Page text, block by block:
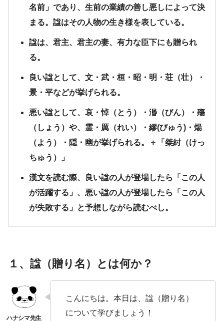
名前」であり、生前の業績の善し悪しによって決
まる。諡はその人物の生き様を表している。
諡は、君主、君主の妻、有力な臣下にも贈られ
る。
良い諡として、文・武・桓・昭・明・荘（壮）・
景・平などが挙げられる。
悪い諡として、哀・悼（とう）・湣（びん）・殤
（しょう）や、霊・厲（れい）・繆(びゅう)・煬
（よう）・隠・幽が挙げられる。＋「桀紂（けっ
ちゅう）」
漢文を読む際、良い諡の人が登場したら「この人
が活躍する」、悪い諡の人が登場したら「この人
が失敗する」と予想しながら読むべし。
１、諡（贈り名）とは何か？
こんにちは。本日は、諡（贈り名）
について学びましょう！